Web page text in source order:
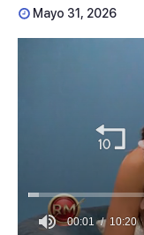
Mayo 31, 2026
00:01 10:20